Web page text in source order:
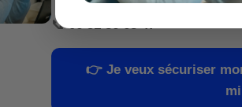
📞06 51 86 68 47
👉 Je veux sécuriser